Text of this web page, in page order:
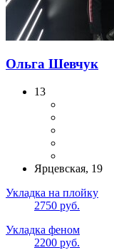
Ольга Шевчук
13
Ярцевская, 19
Укладка на плойку
2750 руб.
Укладка феном
2200 руб.